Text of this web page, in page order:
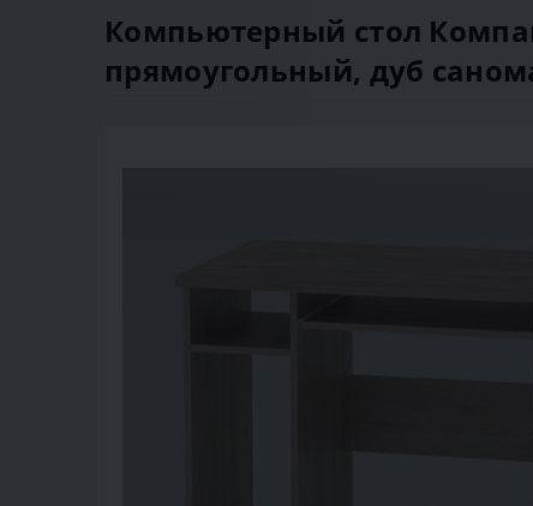
Компьютерный стол
прямоугольный, дуб